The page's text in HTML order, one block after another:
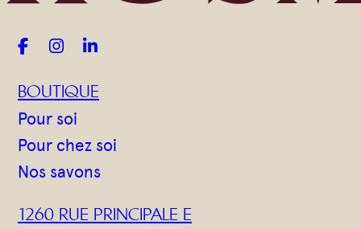
Huiles
  
BOUTIQUE
Pour soi
Pour chez soi
Nos savons
1260 RUE PRINCIPALE E